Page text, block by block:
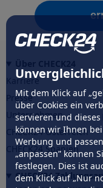
Mit dem Klick auf
über Cookies ein
servieren und
können wir Ihnen
Werbung und
„anpassen” können
festlegen. Dies ist
dem Klick auf „Nur
Karriere
Presse
Unternehmen
CHECK24 Österreich
CHECK24 Spanien
CHECK24